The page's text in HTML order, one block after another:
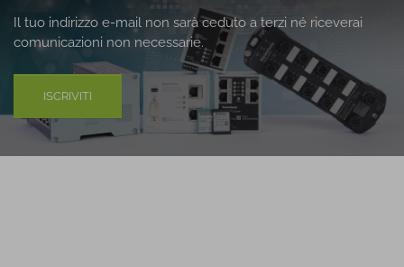
Il tuo indirizzo e-mail non sarà ceduto a terzi né riceverai
comunicazioni non necessarie.
ISCRIVITI